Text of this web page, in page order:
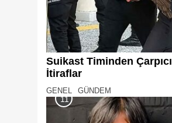
Suikast Timinden Çarpıcı
İtiraflar
GENEL GÜNDEM
11